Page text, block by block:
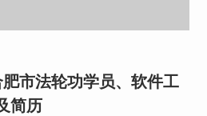
市法轮功学员、软件工
简历